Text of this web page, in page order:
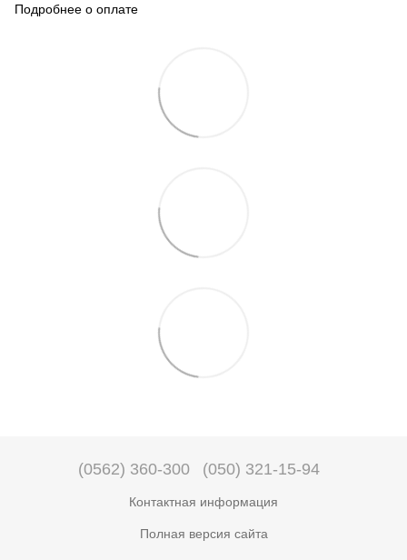
Подробнее о оплате
(0562) 360-300 (050) 321-15-94
Контактная информация
Полная версия сайта